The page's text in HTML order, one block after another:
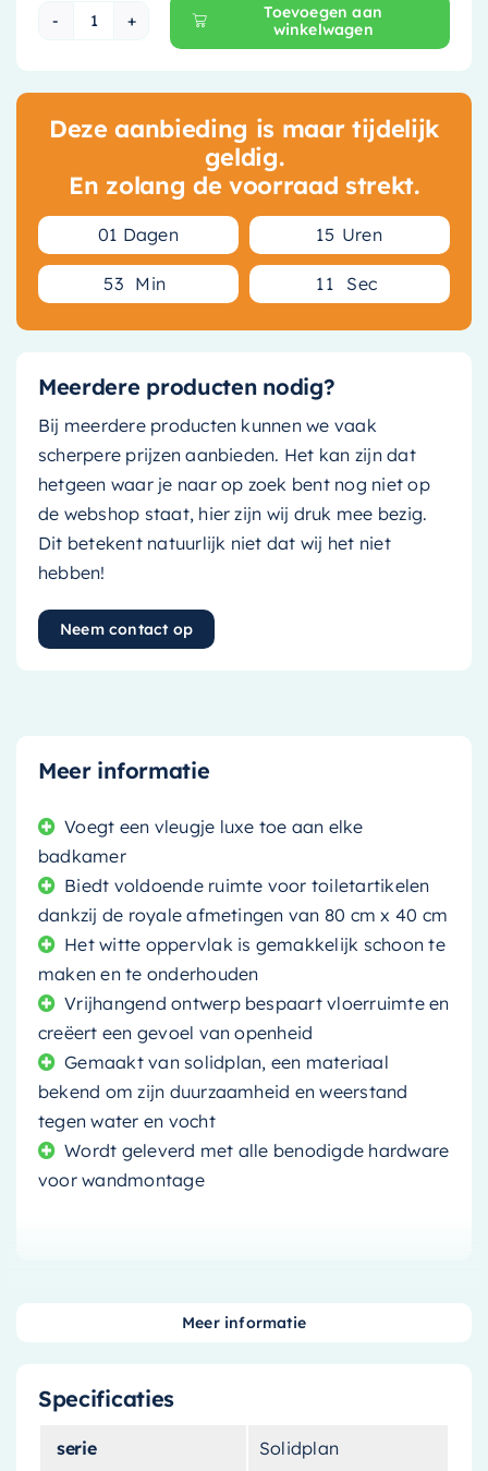
Ideavit Solidplan Vrijhangende Wastafel - 80
Toevoegen aan
winkelwagen
Deze aanbieding is maar tijdelijk
geldig.
En zolang de voorraad strekt.
01 Dagen 15 Uren
53 Min 10 Sec
Meerdere producten nodig?
Bij meerdere producten kunnen we vaak
scherpere prijzen aanbieden. Het kan zijn dat
hetgeen waar je naar op zoek bent nog niet op
de webshop staat, hier zijn wij druk mee bezig.
Dit betekent natuurlijk niet dat wij het niet
hebben!
Neem contact op
Meer informatie
Voegt een vleugje luxe toe aan elke
badkamer
Biedt voldoende ruimte voor toiletartikelen
dankzij de royale afmetingen van 80 cm x 40 cm
Het witte oppervlak is gemakkelijk schoon te
maken en te onderhouden
Vrijhangend ontwerp bespaart vloerruimte en
creëert een gevoel van openheid
Gemaakt van solidplan, een materiaal
bekend om zijn duurzaamheid en weerstand
tegen water en vocht
Wordt geleverd met alle benodigde hardware
voor wandmontage
Met zijn moderne en strakke vormgeving is de
het is een toonbeeld van design en
functionaliteit, ontworpen om zowel visueel
aantrekkelijk als uiterst praktisch te zijn.
Specificaties
serie Solidplan
Meer informatie